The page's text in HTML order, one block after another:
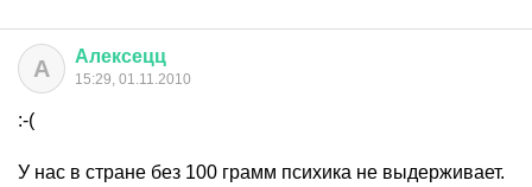
А Алексецц
15:29, 01.11.2010
:-(
У нас в стране без 100 грамм психика не выдерживает.